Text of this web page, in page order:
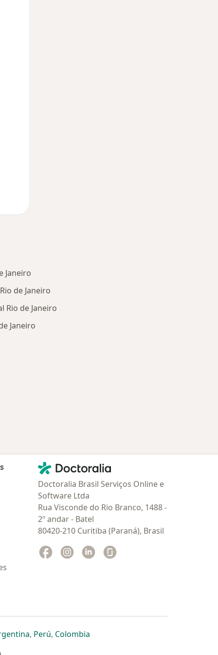
Janeiro
de Janeiro
Rio de Janeiro
Janeiro
Contato
Doctoralia - Homepage
Doctoralia Brasil Serviços Online e
Software Ltda
Rua Visconde do Rio Branco, 1488 -
2º andar - Batel
80420-210 Curitiba (Paraná), Brasil
Facebook
abre num novo separador
Instagram
abre num novo separador
Linkedin
abre num novo separador
separador
num novo separador
abre num novo separador
, Perúabre num novo separador
, Colombiaabre num novo separador